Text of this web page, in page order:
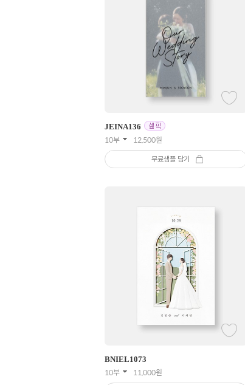
JEINA136
10부 12,500원
무료샘플 담기
BNIEL1073
10부 11,000원